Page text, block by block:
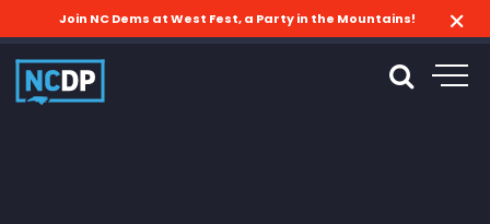
Join NC Dems at West Fest, a Party in the Mountains!